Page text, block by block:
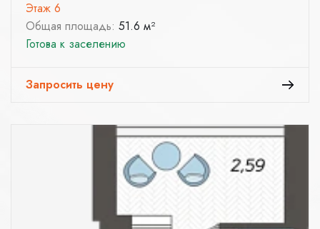
Этаж 6
Общая площадь: 51.6 м²
Готова к заселению
Запросить цену